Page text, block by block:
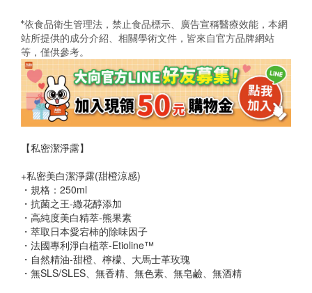
*依食品衛生管理法，禁止食品標示、廣告宣稱醫療效能， 本網
站所提供的成分介紹、相關學術文件， 皆來自官方品牌網站
等，僅供參考。
【私密潔淨露】
+私密美白潔淨露(甜橙涼感)
・規格：250ml
・抗菌之王-繖花醇添加
・高純度美白精萃-熊果素
・萃取日本愛宕柿的除味因子
・法國專利淨白植萃-Etioline™
・自然精油-甜橙、檸檬、大馬士革玫瑰
・無SLS/SLES、無香精、無色素、無皂鹼、無酒精